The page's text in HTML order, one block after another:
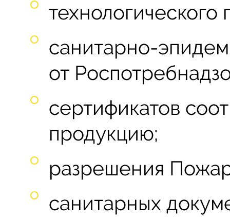
технологического
санитарно-
от
сертификатов
продукцию;
разрешения
санитарных